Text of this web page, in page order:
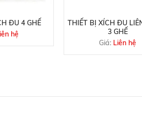
ĐU 4 GHẾ
hệ
THIẾT BỊ XÍCH ĐU
3 GHẾ
Giá: Liên hệ